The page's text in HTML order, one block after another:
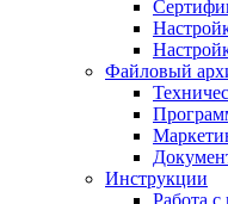
Файловый
Инструкции